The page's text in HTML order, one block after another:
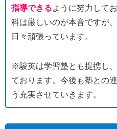
指導できるように努力して
科は厳しいのが本音ですが
日々頑張っています。
※駿英は学習塾とも提携し
ております。今後も塾との
う充実させていきます。